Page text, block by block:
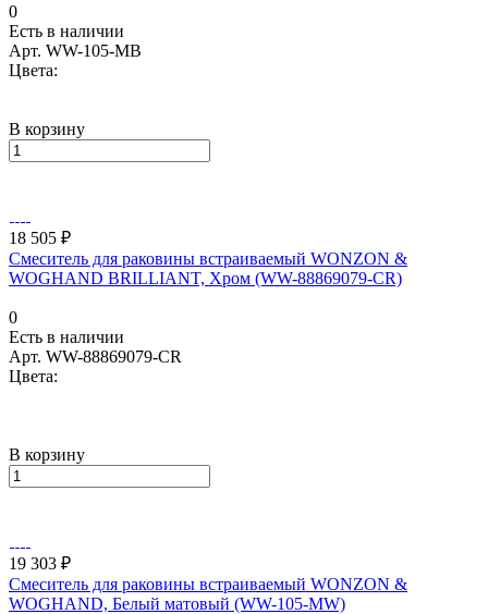
0
Есть в наличии
Арт. WW-105-MB
Цвета:
В корзину
18 505 ₽
Смеситель для раковины встраиваемый WONZON &
WOGHAND BRILLIANT, Хром (WW-88869079-CR)
0
Есть в наличии
Арт. WW-88869079-CR
Цвета:
В корзину
19 303 ₽
Смеситель для раковины встраиваемый WONZON &
WOGHAND, Белый матовый (WW-105-MW)